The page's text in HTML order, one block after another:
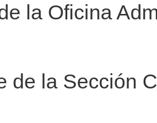
la Oficina
de la Sección